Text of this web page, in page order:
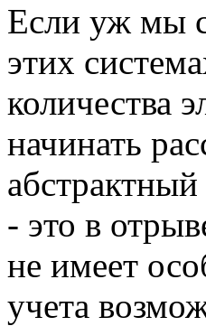
Если уж мы
этих
количества
начинать
- это в
не имеет
учета